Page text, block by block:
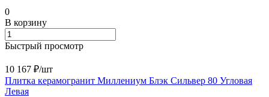
0
В корзину
Быстрый просмотр
10 167 ₽/шт
Плитка керамогранит Миллениум Блэк Сильвер 80 Угловая
Левая